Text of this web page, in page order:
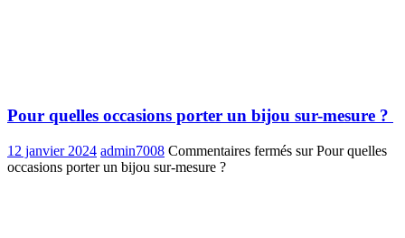
Pour quelles occasions porter un bijou sur-mesure ?
12 janvier 2024 admin7008 Commentaires fermés sur Pour quelles
occasions porter un bijou sur-mesure ?